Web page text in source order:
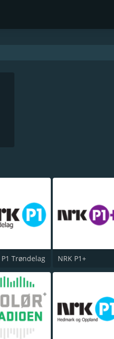
P1 Trøndelag NRK P1+